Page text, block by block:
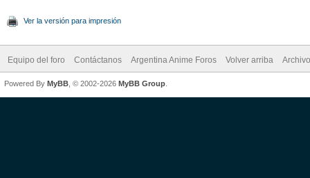
Ver la versión para impresión
Equipo del foro Contáctanos Argentina Anime Foros Volver arriba
Powered By MyBB , © 2002-2026 MyBB Group